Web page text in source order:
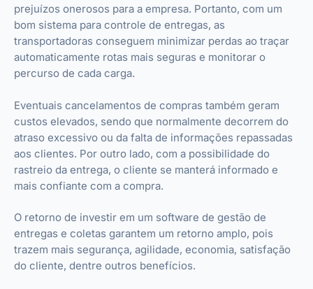
prejuízos onerosos para a empresa. Portanto, com um
bom sistema para controle de entregas, as
transportadoras conseguem minimizar perdas ao traçar
automaticamente rotas mais seguras e monitorar o
percurso de cada carga.
Eventuais cancelamentos de compras também geram
custos elevados, sendo que normalmente decorrem do
atraso excessivo ou da falta de informações repassadas
aos clientes. Por outro lado, com a possibilidade do
rastreio da entrega, o cliente se manterá informado e
mais confiante com a compra.
O retorno de investir em um software de gestão de
entregas e coletas garantem um retorno amplo, pois
trazem mais segurança, agilidade, economia, satisfação
do cliente, dentre outros benefícios.